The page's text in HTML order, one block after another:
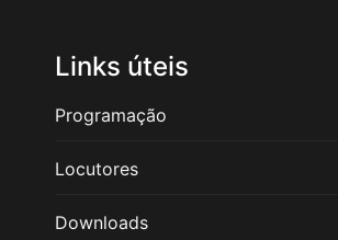
Links úteis
Programação
Locutores
Downloads